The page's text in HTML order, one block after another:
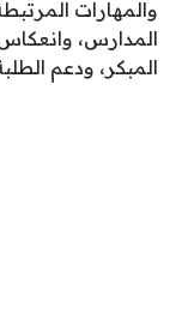
والمهارات
المدارس،
المبكر، ودعم